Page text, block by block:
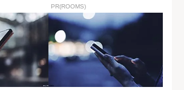
PR(ROOMS)